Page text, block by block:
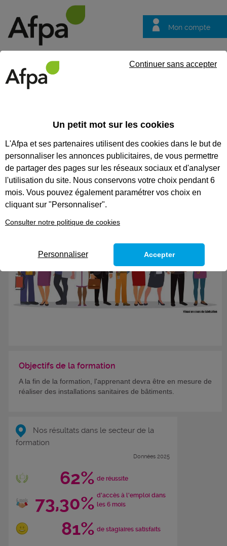
Mon compte
questions
CODES
RÉALISER DES INSTALLATIONS
SANITAIRES DE BÂTIMENTS
Objectifs de la formation
A la fin de la formation, l'apprenant devra être en mesure de
réaliser des installations sanitaires de bâtiments.
Nos résultats dans le secteur de la
formation
Données 2025
62% de réussite
73,30% d'accès à l'emploi dans
les 6 mois
81% de stagiaires satisfaits
Un petit mot sur les cookies
L'Afpa et ses partenaires utilisent des cookies dans le but de
personnaliser les annonces publicitaires, de vous permettre
de partager des pages sur les réseaux sociaux et d'analyser
l'utilisation du site. Nous conservons votre choix pendant 6
mois. Vous pouvez également paramétrer vos choix en
cliquant sur "Personnaliser".
Consulter notre politique de cookies
Continuer sans accepter
Personnaliser Accepter